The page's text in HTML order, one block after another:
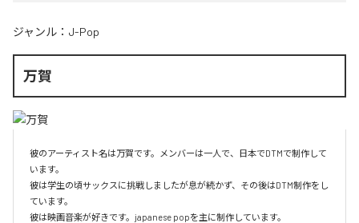
ジャンル： J-Pop
万賀
彼のアーティスト名は万賀です。メンバーは一人で、日本でDTMで制作して
います。
彼は学生の頃サックスに挑戦しましたが息が続かず、その後はDTM制作をし
ています。
彼は映画音楽が好きです。japanese popを主に制作しています。